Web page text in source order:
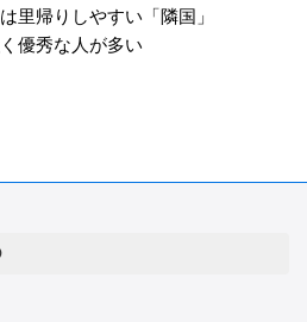
里帰りしやすい「隣国」
優秀な人が多い